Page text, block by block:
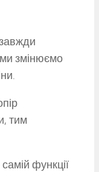
змінюємо
тим
функції